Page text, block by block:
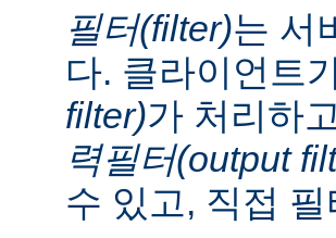
필터(filter)는 서
다. 클라이언트
filter)가 처리하
력필터(output
수 있고, 직접